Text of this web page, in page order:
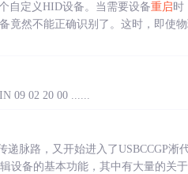
自定义HID设备。当需要设备重启时
竟然不能正确识别了。这时，即使
09 02 20 00 ......
脉路，又开始进入了USBCCGP淅
设备的基本功能，其中有大量的关于